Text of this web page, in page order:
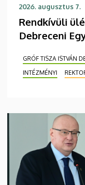
2026. augusztus 7.
Rendkívüli
Debreceni
GRÓF TISZA ISTVÁN
INTÉZMÉNYI